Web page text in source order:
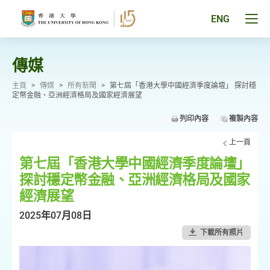
ENG
傳媒
主頁 > 傳媒 > 所有新聞 > 第七屆「香港大學中國經濟季度論壇」 探討穩
定幣金融、亞洲經濟格局及國家經濟展望
列印內容 複製內容
上一頁
第七屆「香港大學中國經濟季度論壇」
探討穩定幣金融、亞洲經濟格局及國家
經濟展望
2025年07月08日
下載所有照片